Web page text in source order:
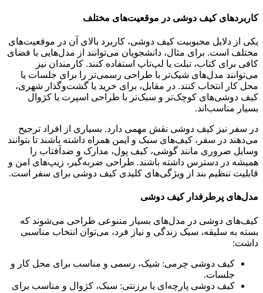
کاربردهای کیف دوشی در موقعیت‌های مختلف
یکی از دلایل محبوبیت کیف دوشی، کاربرد بالای آن در موقعیت‌های
مختلف است. برای مثال، دانشجویان می‌توانند از مدل‌هایی با فضای
کافی برای کتاب، تبلت یا لپ‌تاپ استفاده کنند. کارمندان نیز
می‌توانند مدل‌های شیک‌تر با طراحی رسمی‌تر را برای جلسات یا
محل کار انتخاب کنند. در مقابل، برای خرید یا گشت‌وگذار شهری،
کیف دوشی‌های کوچک‌تر و سبک‌تر با طراحی اسپرت یا کژوال
بسیار مناسب‌اند.
در سفر نیز کیف دوشی نقش مهمی دارد. بسیاری از افراد ترجیح
می‌دهند در سفر، کیف‌های سبک و ایمن همراه داشته باشند تا بتوانند
وسایل ضروری مانند گوشی، کیف پول، مدارک و ضدآفتاب را
همیشه در دسترس داشته باشند. طراحی ضربه‌گیر، زیپ‌های امن و
قابلیت تنظیم بند از ویژگی‌های کلیدی کیف دوشی برای سفر است.
مدل‌های پرطرفدار کیف دوشی
کیف‌های دوشی در مدل‌های بسیار متنوعی طراحی می‌شوند که
بسته به سلیقه، سبک زندگی و نیاز فرد، می‌توان انتخاب مناسبی
داشت:
کیف دوشی چرمی: شیک، رسمی و مناسب برای محل کار و
جلسات.
کیف دوشی پارچه‌ای یا برزنتی: سبک، کژوال و مناسب برای